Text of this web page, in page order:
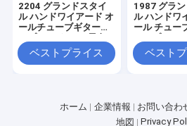
2204 グランドスタイ
ル ハンドワイアード オ
ールチューブギターア
または茶色
ベストプライス
1987 グラ​​ン
ル ハンドワ
ール チュー
ラックまた
ベスト
ホーム 企業情報 お問い合わ
地図
Privacy